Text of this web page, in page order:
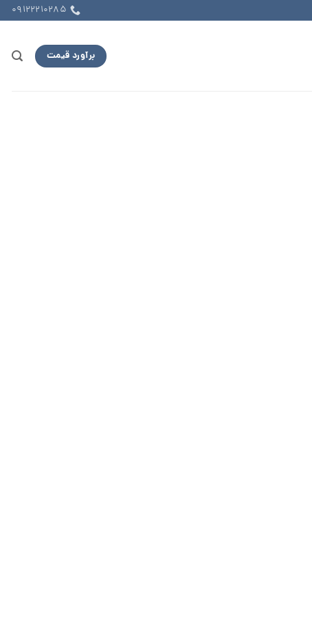
09122210285
برآورد قیمت